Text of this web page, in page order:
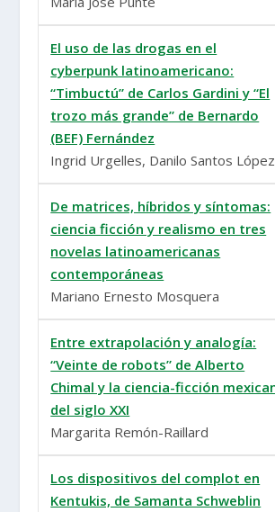
El uso de las drogas en el
cyberpunk latinoamericano:
“Timbuctú” de Carlos Gardini y “El
trozo más grande” de Bernardo
(BEF) Fernández
Ingrid Urgelles, Danilo Santos López
De matrices, híbridos y síntomas:
ciencia ficción y realismo en tres
novelas latinoamericanas
contemporáneas
Mariano Ernesto Mosquera
Entre extrapolación y analogía:
“Veinte de robots” de Alberto
Chimal y la ciencia-ficción
del siglo XXI
Margarita Remón-Raillard
Los dispositivos del complot en
Kentukis, de Samanta Schweblin